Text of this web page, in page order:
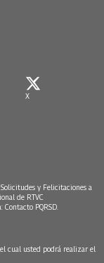
X
y Felicitaciones a
de RTVC
Contacto PQRSD.
cual usted podrá realizar el